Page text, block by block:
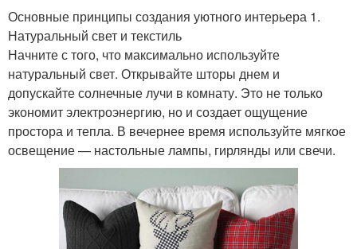
Основные принципы создания уютного интерьера 1.
Натуральный свет и текстиль
Начните с того, что максимально используйте
натуральный свет. Открывайте шторы днем и
допускайте солнечные лучи в комнату. Это не только
экономит электроэнергию, но и создает ощущение
простора и тепла. В вечернее время используйте мягкое
освещение — настольные лампы, гирлянды или свечи.